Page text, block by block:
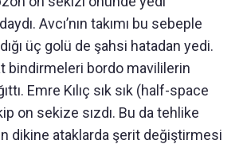
Avcı’nın takımı bu sebeple
üç golü de şahsi hatadan yedi.
bindirmeleri bordo mavililerin
Emre Kılıç sık sık (half-space
on sekize sızdı. Bu da tehlike
dikine ataklarda şerit değiştirmesi